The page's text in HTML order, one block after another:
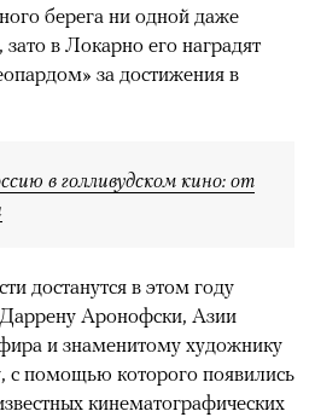
берега ни одной даже
в Локарно его наградят
за достижения в
в голливудском кино: от
достанутся в этом году
Аронофски, Азии
и знаменитому художнику
с помощью которого появились
кинематографических